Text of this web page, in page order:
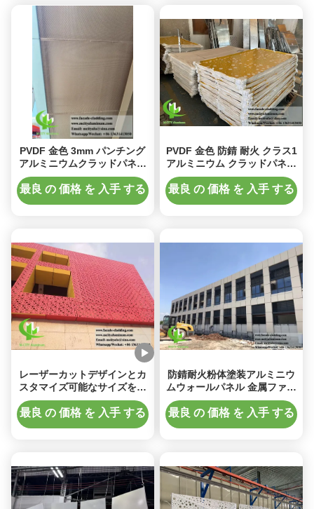
PVDF 金色 3mm パンチング
アルミニウムクラッドパネル
(ファサード装飾用)
最良 の 価格 を 入手 する
PVDF 金色 防錆 耐火 クラス1
アルミニウム クラッドパネル
建築用ファサード
最良 の 価格 を 入手 する
レーザーカットデザインとカ
スタマイズ可能なサイズを備
えたPVDF塗装穴あきアルミ
ニウムファサードパネル
最良 の 価格 を 入手 する
防錆耐火粉体塗装アルミニウ
ムウォールパネル 金属ファサ
ード用無垢アルミニウムクラ
ッド
最良 の 価格 を 入手 する